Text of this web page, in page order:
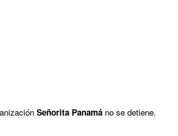
Señorita Panamá no se detiene.